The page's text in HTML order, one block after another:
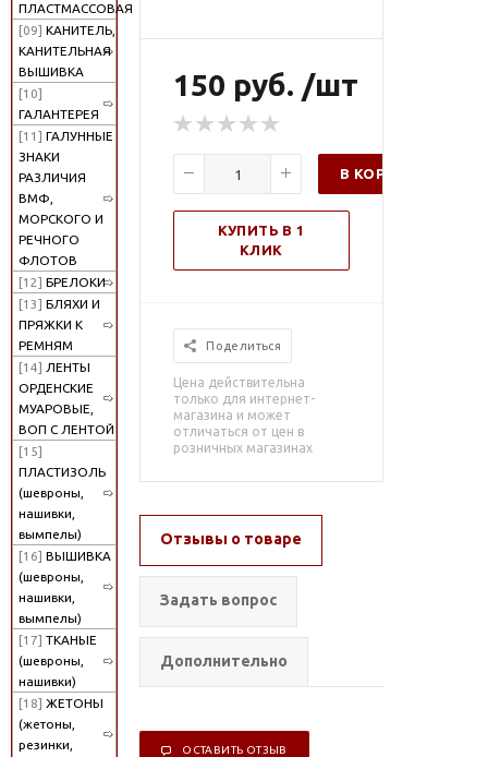
ПЛАСТМАССОВАЯ
[09] КАНИТЕЛЬ,
КАНИТЕЛЬНАЯ
ВЫШИВКА
[10]
ГАЛАНТЕРЕЯ
[11] ГАЛУННЫЕ
ЗНАКИ
РАЗЛИЧИЯ
ВМФ,
МОРСКОГО И
РЕЧНОГО
ФЛОТОВ
[12] БРЕЛОКИ
[13] БЛЯХИ И
ПРЯЖКИ К
РЕМНЯМ
[14] ЛЕНТЫ
ОРДЕНСКИЕ
МУАРОВЫЕ,
ВОП С ЛЕНТОЙ
[15]
ПЛАСТИЗОЛЬ
(шевроны,
нашивки,
вымпелы)
[16] ВЫШИВКА
(шевроны,
нашивки,
вымпелы)
[17] ТКАНЫЕ
(шевроны,
нашивки)
[18] ЖЕТОНЫ
(жетоны,
резинки,
150 руб. /шт
В КОРЗИНУ
КУПИТЬ В 1
КЛИК
Поделиться
Цена действительна
только для интернет-
магазина и может
отличаться от цен в
розничных магазинах
Отзывы о товаре
Задать вопрос
Дополнительно
ОСТАВИТЬ ОТЗЫВ